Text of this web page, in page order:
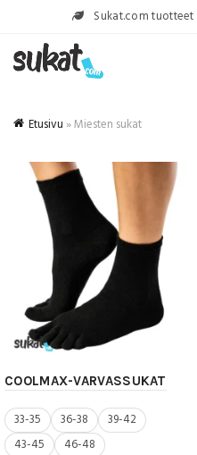
Sukat.com
Etusivu »Miesten sukat
COOLMAX-VARVASSUKAT
33-35 36-38
39-42
43-45
46-48